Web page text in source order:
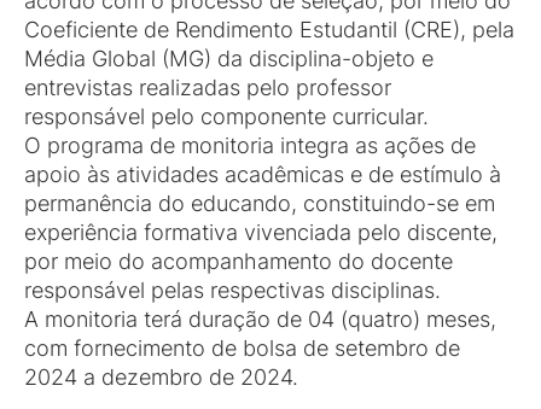
Coeficiente de Rendimento Estudantil (CRE), pela
Média Global (MG) da disciplina-objeto e
entrevistas realizadas pelo professor
responsável pelo componente curricular.
O programa de monitoria integra as ações de
apoio às atividades acadêmicas e de estímulo à
permanência do educando, constituindo-se em
experiência formativa vivenciada pelo discente,
por meio do acompanhamento do docente
responsável pelas respectivas disciplinas.
A monitoria terá duração de 04 (quatro) meses,
com fornecimento de bolsa de setembro de
2024 a dezembro de 2024.